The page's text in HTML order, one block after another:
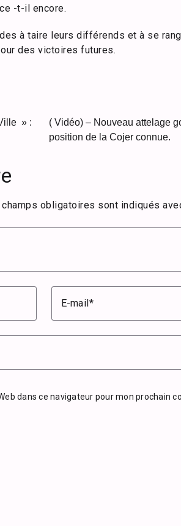
-t-il encore.
à taire leurs différends et à se
des victoires futures.
» :
( Vidéo) – Nouveau attelage
position de la Cojer connue.
champs obligatoires sont indiqués
E-mail
dans ce navigateur pour mon prochain